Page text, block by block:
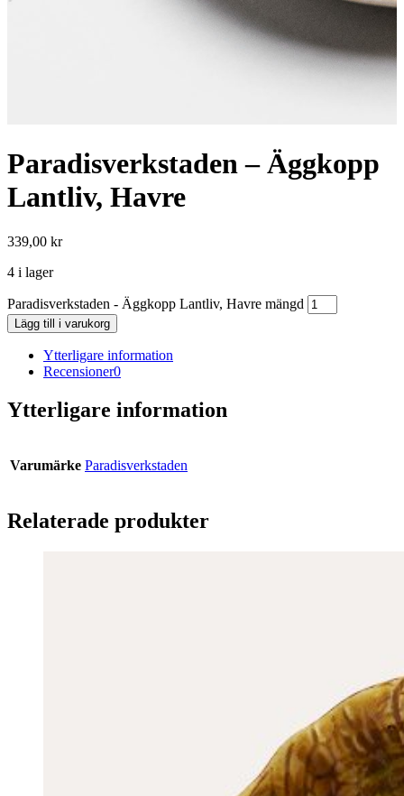
Paradisverkstaden – Äggkopp
Lantliv, Havre
339,00 kr
4 i lager
Paradisverkstaden - Äggkopp Lantliv, Havre mängd
Lägg till i varukorg
Ytterligare information
Recensioner0
Ytterligare information
Varumärke Paradisverkstaden
Relaterade produkter